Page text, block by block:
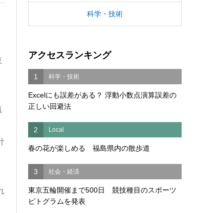
科学・技術
アクセスランキング
1 科学・技術
Excelにも誤差がある？ 浮動小数点演算誤差の
正しい回避法
2 Local
春の花が楽しめる 福島県内の散歩道
3 社会・経済
東京五輪開催まで500日 競技種目のスポーツ
ピトグラムを発表